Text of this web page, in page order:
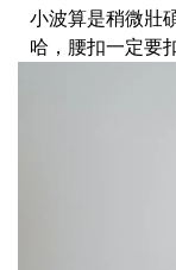
小波算是稍微壯
哈，腰扣一定要